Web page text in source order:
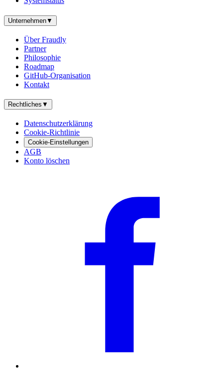
Unternehmen▼
Über Fraudly
Partner
Philosophie
Roadmap
GitHub-Organisation
Kontakt
Rechtliches ▼
Datenschutzerklärung
Cookie-Richtlinie
Cookie-Einstellungen
AGB
Konto löschen